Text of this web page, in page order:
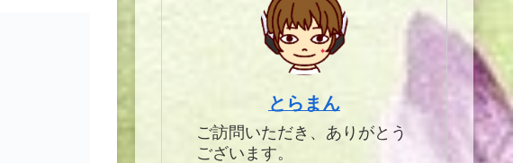
とらまん
ご訪問いただき、ありがとう
ございます。